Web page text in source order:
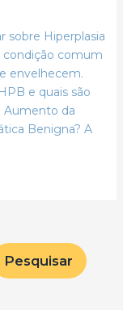
sobre Hiperplasia
condição comum
envelhecem.
e quais são
Aumento da
Benigna? A
Pesquisar